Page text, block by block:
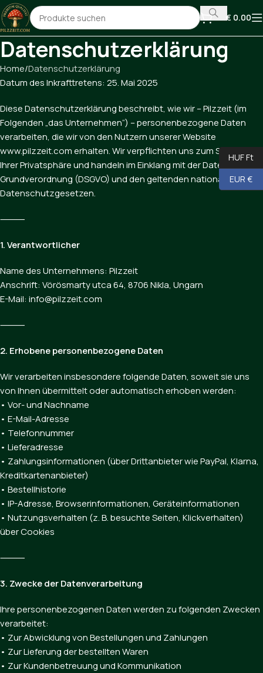
€ 0.00
Datenschutzerklärung
Home Datenschutzerklärung
Datum des Inkrafttretens: 25. Mai 2025
Diese Datenschutzerklärung beschreibt, wie wir – Pilzzeit (im
Folgenden „das Unternehmen“) – personenbezogene Daten
verarbeiten, die wir von den Nutzern unserer Website
www.pilzzeit.com erhalten. Wir verpflichten uns zum Schutz
Ihrer Privatsphäre und handeln im Einklang mit der Datenschutz-
Grundverordnung (DSGVO) und den geltenden nationalen
Datenschutzgesetzen.
⸻
1. Verantwortlicher
Name des Unternehmens: Pilzzeit
Anschrift: Vörösmarty utca 64, 8706 Nikla, Ungarn
E-Mail: info@pilzzeit.com
⸻
2. Erhobene personenbezogene Daten
Wir verarbeiten insbesondere folgende Daten, soweit sie uns
von Ihnen übermittelt oder automatisch erhoben werden:
• Vor- und Nachname
• E-Mail-Adresse
• Telefonnummer
• Lieferadresse
• Zahlungsinformationen (über Drittanbieter wie PayPal, Klarna,
Kreditkartenanbieter)
• Bestellhistorie
• IP-Adresse, Browserinformationen, Geräteinformationen
• Nutzungsverhalten (z. B. besuchte Seiten, Klickverhalten)
über Cookies
⸻
3. Zwecke der Datenverarbeitung
Ihre personenbezogenen Daten werden zu folgenden Zwecken
verarbeitet:
• Zur Abwicklung von Bestellungen und Zahlungen
• Zur Lieferung der bestellten Waren
• Zur Kundenbetreuung und Kommunikation
HUF Ft
EUR €